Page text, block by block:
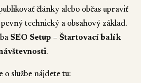
články alebo občas upraviť
technický a obsahový základ.
SEO Setup – Štartovací balík
.
službe nájdete tu: